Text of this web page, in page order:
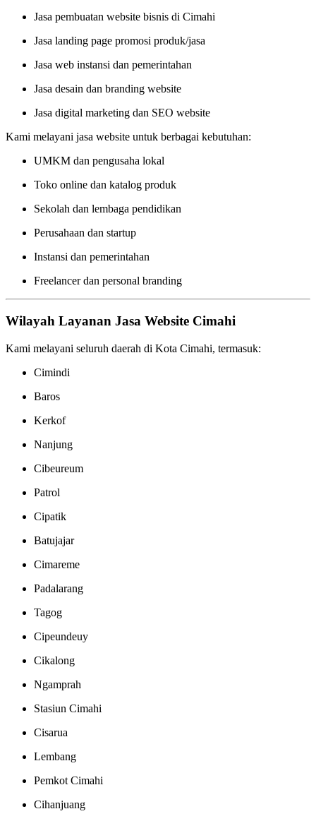
Jasa pembuatan website bisnis di Cimahi
Jasa landing page promosi produk/jasa
Jasa web instansi dan pemerintahan
Jasa desain dan branding website
Jasa digital marketing dan SEO website
Kami melayani jasa website untuk berbagai kebutuhan:
UMKM dan pengusaha lokal
Toko online dan katalog produk
Sekolah dan lembaga pendidikan
Perusahaan dan startup
Instansi dan pemerintahan
Freelancer dan personal branding
Wilayah Layanan Jasa Website Cimahi
Kami melayani seluruh daerah di Kota Cimahi, termasuk:
Cimindi
Baros
Kerkof
Nanjung
Cibeureum
Patrol
Cipatik
Batujajar
Cimareme
Padalarang
Tagog
Cipeundeuy
Cikalong
Ngamprah
Stasiun Cimahi
Cisarua
Lembang
Pemkot Cimahi
Cihanjuang